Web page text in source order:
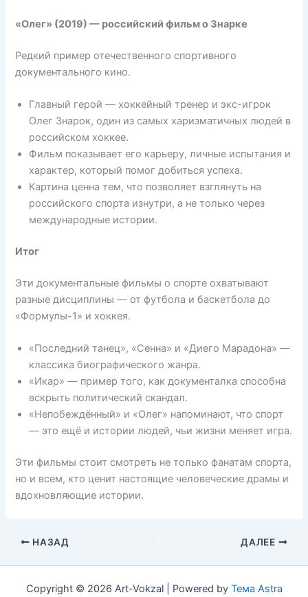
«Олег» (2019) — российский фильм о Знарке
Редкий пример отечественного спортивного
документального кино.
Главный герой — хоккейный тренер и экс-игрок
Олег Знарок, один из самых харизматичных людей в
российском хоккее.
Фильм показывает его карьеру, личные испытания и
характер, который помог добиться успеха.
Картина ценна тем, что позволяет взглянуть на
российского спорта изнутри, а не только через
международные истории.
Итог
Эти документальные фильмы о спорте охватывают
разные дисциплины — от футбола и баскетбола до
«Формулы-1» и хоккея.
«Последний танец», «Сенна» и «Диего Марадона» —
классика биографического жанра.
«Икар» — пример того, как документалка способна
вскрыть политический скандал.
«Непобеждённый» и «Олег» напоминают, что спорт
— это ещё и истории людей, чьи жизни меняет игра.
Эти фильмы стоит смотреть не только фанатам спорта,
но и всем, кто ценит настоящие человеческие драмы и
вдохновляющие истории.
НАЗАД ДАЛЕЕ
Copyright © 2026 Art-Vokzal | Powered by Тема Astra